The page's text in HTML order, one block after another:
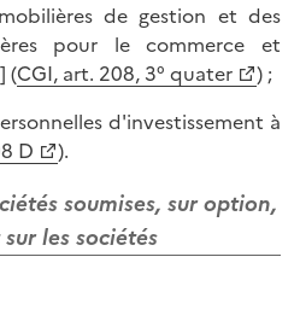
de gestion et des
pour le commerce et
(CGI, art. 208, 3° quater
) ;
d'investissement à
D ).
soumises, sur option,
les sociétés